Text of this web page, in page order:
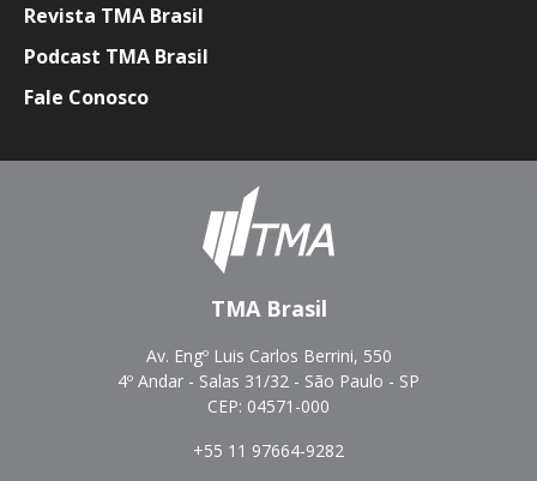
Revista TMA Brasil
Podcast TMA Brasil
Fale Conosco
TMA Brasil
Av. Engº Luis Carlos Berrini, 550
4º Andar - Salas 31/32 - São Paulo - SP
CEP: 04571-000
+55 11 97664-9282